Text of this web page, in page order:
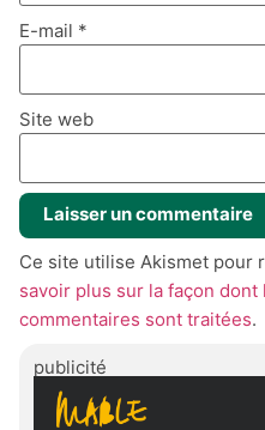
E-mail *
Site web
Ce site utilise Akismet pour
savoir plus sur la façon
commentaires sont traitées.
publicité